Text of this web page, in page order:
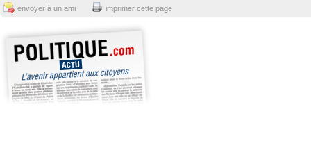
envoyer à un ami imprimer cette page